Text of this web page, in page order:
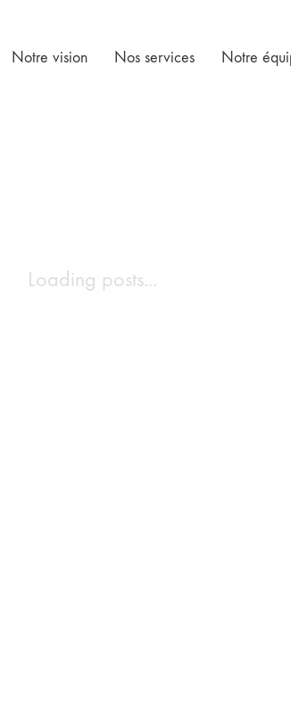
Notre vision Nos services Notre
Loading posts...